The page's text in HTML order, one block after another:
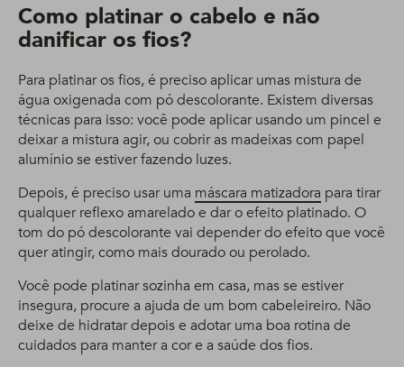
Como platinar o cabelo e não
danificar os fios?
Para platinar os fios, é preciso aplicar umas mistura de
água oxigenada com pó descolorante. Existem diversas
técnicas para isso: você pode aplicar usando um pincel e
deixar a mistura agir, ou cobrir as madeixas com papel
alumínio se estiver fazendo luzes.
Depois, é preciso usar uma máscara matizadora para tirar
qualquer reflexo amarelado e dar o efeito platinado. O
tom do pó descolorante vai depender do efeito que você
quer atingir, como mais dourado ou perolado.
Você pode platinar sozinha em casa, mas se estiver
insegura, procure a ajuda de um bom cabeleireiro. Não
deixe de hidratar depois e adotar uma boa rotina de
cuidados para manter a cor e a saúde dos fios.